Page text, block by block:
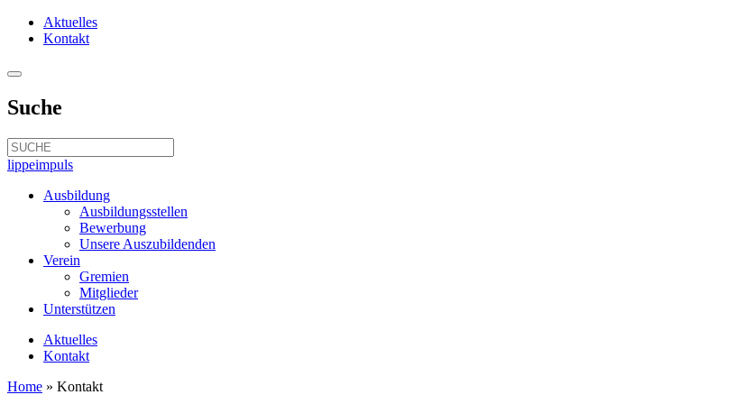
Aktuelles
Kontakt
Suche
lippeimpuls
Ausbildung
Ausbildungsstellen
Bewerbung
Unsere Auszubildenden
Verein
Gremien
Mitglieder
Unterstützen
Aktuelles
Kontakt
Home » Kontakt